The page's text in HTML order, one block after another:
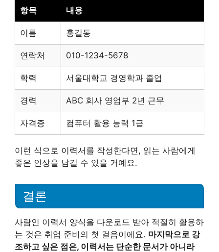
항목 내용
이름 홍길동
연락처 010-1234-5678
학력 서울대학교 경영학과 졸업
경력 ABC 회사 영업부 2년 근무
자격증 컴퓨터 활용 능력 1급
이런 식으로 이력서를 작성한다면, 읽는 사람에게
좋은 인상을 남길 수 있을 거예요.
결론
사람인 이력서 양식을 다운로드 받아 적절히 활용하
는 것은 취업 준비의 첫 걸음이에요. 마지막으로 강
조하고 싶은 점은, 이력서는 단순한 문서가 아니라